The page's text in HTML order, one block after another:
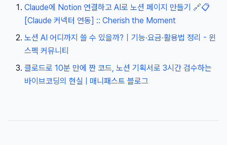
Claude에 Notion 연결하고 AI로 노션 페이지 만들기 🔗📋
[Claude 커넥터 연동] :: Cherish the Moment
노션 AI 어디까지 쓸 수 있을까?｜기능·요금·활용법 정리 - 윈
스펙 커뮤니티
클로드로 10분 만에 짠 코드, 노션 기획서로 3시간 검수하는
바이브코딩의 현실 | 매니패스트 블로그